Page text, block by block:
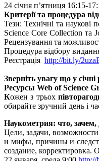
24 січня п’ятниця 16:15-17
Критерії та процедура
Тези: Технічні та
Science Core Collection та
Рецензування та
Процедура відбору
Реєстрація http://bit.ly/
Зверніть увагу що у
Ресурсы Web of Science
Кожен з трьох
обирайте зручний день і
Наукометрия: что, зачем,
Цели, задачи,
и мифы, причины и
создание, корректировка.